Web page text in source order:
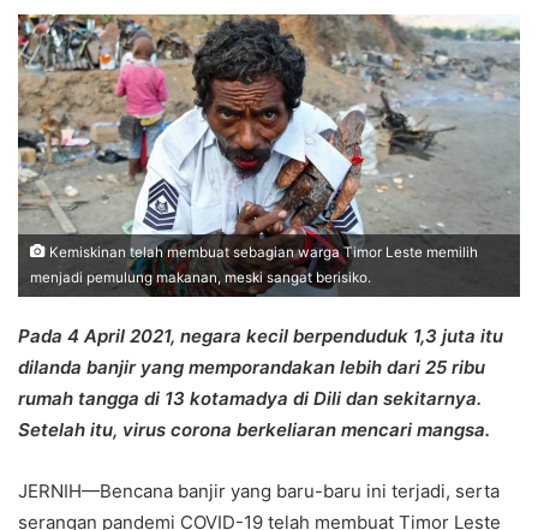
email
Kemiskinan telah membuat sebagian warga Timor Leste memilih
menjadi pemulung makanan, meski sangat berisiko.
Pada 4 April 2021, negara kecil berpenduduk 1,3 juta itu
dilanda banjir yang memporandakan lebih dari 25 ribu
rumah tangga di 13 kotamadya di Dili dan sekitarnya.
Setelah itu, virus corona berkeliaran mencari mangsa.
JERNIH—Bencana banjir yang baru-baru ini terjadi, serta
serangan pandemi COVID-19 telah membuat Timor Leste